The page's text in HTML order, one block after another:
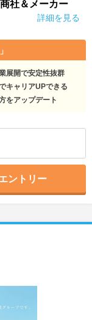
社＆メーカー
詳細を見る
展開で安定性抜群
キャリアUPできる
をアップデート
ントリー